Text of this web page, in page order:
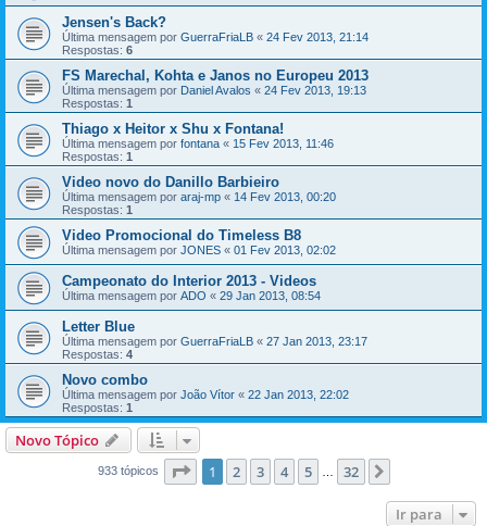
Jensen's Back?
Última mensagem por GuerraFriaLB « 24 Fev 2013, 21:14
Respostas: 6
FS Marechal, Kohta e Janos no Europeu 2013
Última mensagem por Daniel Avalos « 24 Fev 2013, 19:13
Respostas: 1
Thiago x Heitor x Shu x Fontana!
Última mensagem por fontana « 15 Fev 2013, 11:46
Respostas: 1
Video novo do Danillo Barbieiro
Última mensagem por araj-mp « 14 Fev 2013, 00:20
Respostas: 1
Video Promocional do Timeless B8
Última mensagem por JONES « 01 Fev 2013, 02:02
Campeonato do Interior 2013 - Videos
Última mensagem por ADO « 29 Jan 2013, 08:54
Letter Blue
Última mensagem por GuerraFriaLB « 27 Jan 2013, 23:17
Respostas: 4
Novo combo
Última mensagem por João Vítor « 22 Jan 2013, 22:02
Respostas: 1
Novo Tópico
933 tópicos Página de 32
1 2 3 4 5 32
Ir para